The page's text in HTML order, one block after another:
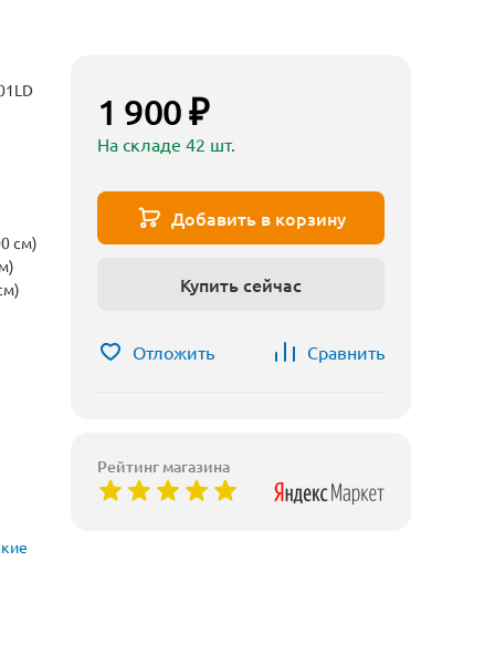
см)
1 900 ₽
На складе 42 шт.
Добавить в корзину
Купить сейчас
Отложить Сравнить
Рейтинг магазина